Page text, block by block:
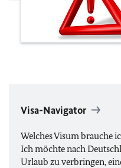
Visa-Navigator
Welches Visum brauche
Ich möchte nach
Urlaub zu verbringen,